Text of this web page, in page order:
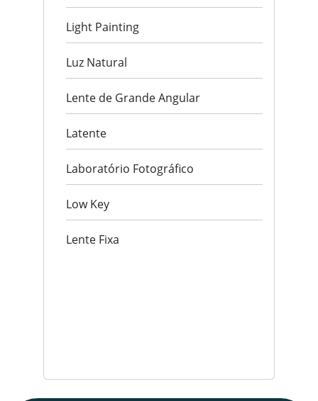
Light Painting
Luz Natural
Lente de Grande Angular
Latente
Laboratório Fotográfico
Low Key
Lente Fixa